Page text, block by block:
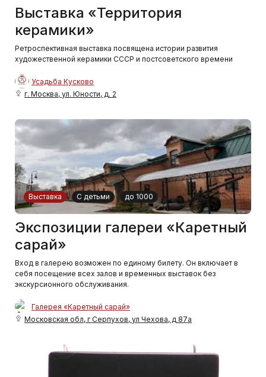
Выставка «Территория
керамики»
Ретроспективная выставка посвящена истории развития
художественной керамики СССР и постсоветского времени
Усадьба Кусково
г. Москва, ул. Юности, д. 2
Выставка С детьми до 1000
Экспозиции галереи «Каретный
сарай»
Вход в галерею возможен по единому билету. Он включает в
себя посещение всех залов и временных выставок без
экскурсионного обслуживания.
Галерея «Каретный сарай»
Московская обл, г Серпухов, ул Чехова, д 87а